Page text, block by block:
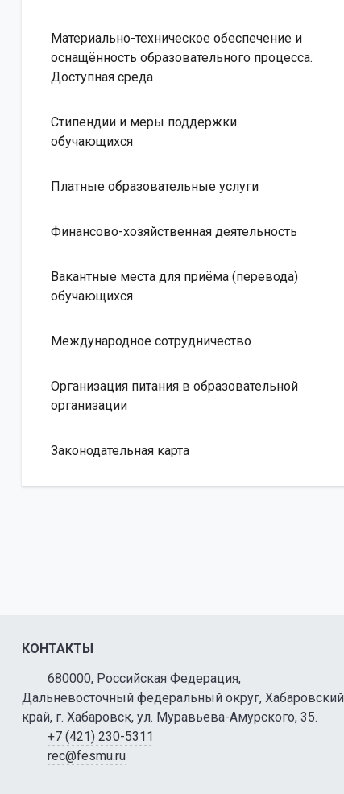
Материально-техническое обеспечение и
оснащённость образовательного процесса.
Доступная среда
Стипендии и меры поддержки
обучающихся
Платные образовательные услуги
Финансово-хозяйственная деятельность
Вакантные места для приёма (перевода)
обучающихся
Международное сотрудничество
Организация питания в образовательной
организации
Законодательная карта
КОНТАКТЫ
680000, Российская Федерация,
Дальневосточный федеральный округ, Хабаровский
край, г. Хабаровск, ул. Муравьева-Амурского, 35.
+7 (421) 230-5311
rec@fesmu.ru